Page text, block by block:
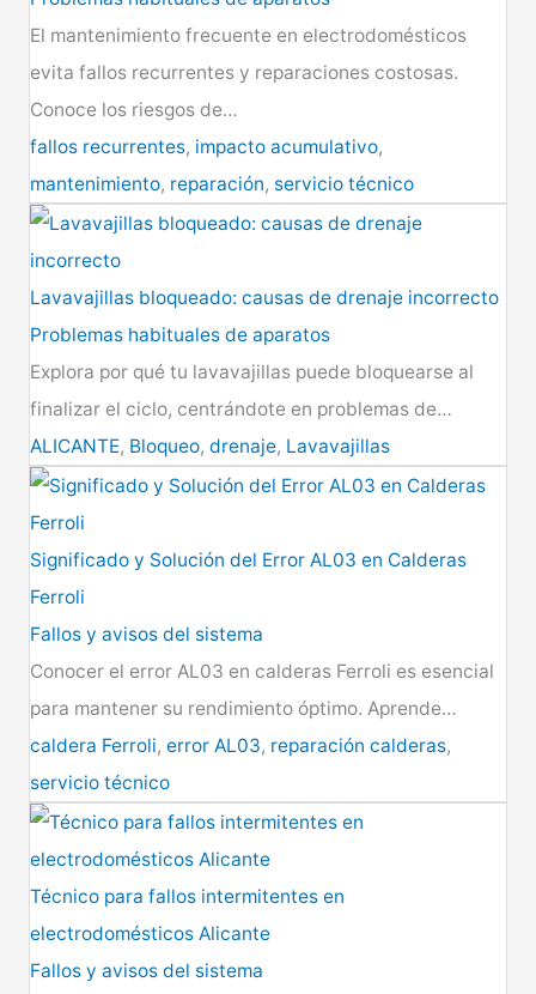
El mantenimiento frecuente en electrodomésticos
evita fallos recurrentes y reparaciones costosas.
Conoce los riesgos de…
fallos recurrentes, impacto acumulativo,
mantenimiento, reparación, servicio técnico
Lavavajillas bloqueado: causas de drenaje incorrecto
Problemas habituales de aparatos
Explora por qué tu lavavajillas puede bloquearse al
finalizar el ciclo, centrándote en problemas de…
ALICANTE, Bloqueo, drenaje, Lavavajillas
Significado y Solución del Error AL03 en Calderas
Ferroli
Fallos y avisos del sistema
Conocer el error AL03 en calderas Ferroli es esencial
para mantener su rendimiento óptimo. Aprende…
caldera Ferroli, error AL03, reparación calderas,
servicio técnico
Técnico para fallos intermitentes en
electrodomésticos Alicante
Fallos y avisos del sistema